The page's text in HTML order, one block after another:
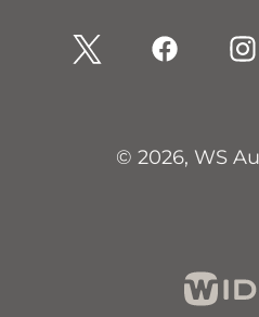
© 2026, WS